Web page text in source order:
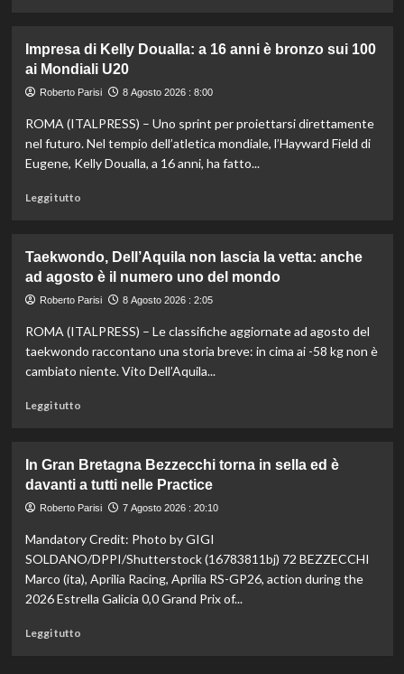
Nuoto
di
fondo,
d’argento
nella
staffetta
Impresa di Kelly Doualla: a 16 anni è bronzo sui 100
ai Mondiali U20
Roberto Parisi 8 Agosto 2026 : 8:00
ROMA (ITALPRESS) – Uno sprint per proiettarsi direttamente
nel futuro. Nel tempio dell’atletica mondiale, l’Hayward Field di
Eugene, Kelly Doualla, a 16 anni, ha fatto...
Leggi tuttoLeggi
Impresa
di
Kelly
a
16
anni
Mondiali
U20
Taekwondo, Dell’Aquila non lascia la vetta: anche
ad agosto è il numero uno del mondo
Roberto Parisi 8 Agosto 2026 : 2:05
ROMA (ITALPRESS) – Le classifiche aggiornate ad agosto del
taekwondo raccontano una storia breve: in cima ai -58 kg non è
cambiato niente. Vito Dell’Aquila...
Leggi tuttoLeggi
Taekwondo,
Dell’Aquila
non
la
vetta:
anche
ad
In Gran Bretagna Bezzecchi torna in sella ed è
davanti a tutti nelle Practice
Roberto Parisi 7 Agosto 2026 : 20:10
Mandatory Credit: Photo by GIGI
SOLDANO/DPPI/Shutterstock (16783811bj) 72 BEZZECCHI
Marco (ita), Aprilia Racing, Aprilia RS-GP26, action during the
2026 Estrella Galicia 0,0 Grand Prix of...
Leggi tuttoLeggi